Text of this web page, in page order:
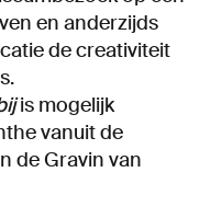
en anderzijds
de creativiteit
is mogelijk
vanuit de
de Gravin van